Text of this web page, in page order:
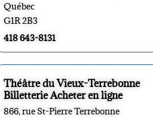
Québec
G1R 2B3
418 643-8131
Théâtre du Vieux-Terrebonne
Billetterie Acheter en ligne
866, rue St-Pierre Terrebonne